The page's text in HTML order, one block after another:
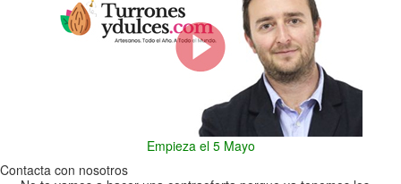
Empieza el 5 Mayo
Contacta con nosotros